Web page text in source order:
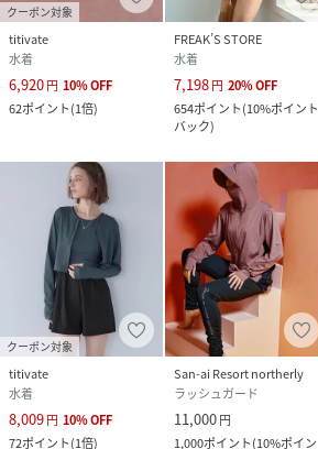
クーポン対象
titivate
水着
6,920円 10%OFF
62ポイント(1倍)
FREAK’S STORE
水着
7,198円 20%OFF
654ポイント(10%ポイント
バック)
クーポン対象
titivate
水着
8,009円 10%OFF
72ポイント(1倍)
San-ai Resort northerly
ラッシュガード
11,000円
1,000ポイント(10%ポイン